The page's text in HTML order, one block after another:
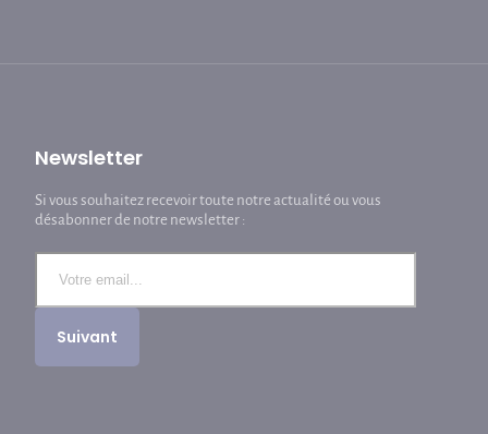
Newsletter
Si vous souhaitez recevoir toute notre actualité ou vous
désabonner de notre newsletter :